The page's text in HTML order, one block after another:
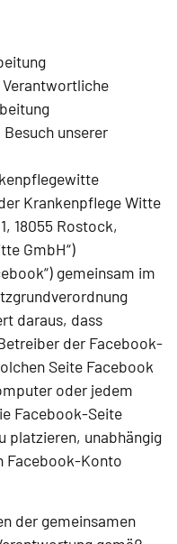
unserer
Krankenpflege Witte
18055 Rostock,
GmbH“)
gemeinsam im
daraus, dass
der Facebook-
Seite Facebook
oder jedem
Facebook-Seite
platzieren, unabhängig
Facebook-Konto
der gemeinsamen